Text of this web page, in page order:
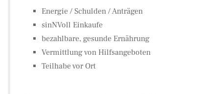
Energie / Schulden / Anträgen
sinNVoll Einkaufe
bezahlbare, gesunde Ernährung
Vermittlung von Hilfsangeboten
Teilhabe vor Ort